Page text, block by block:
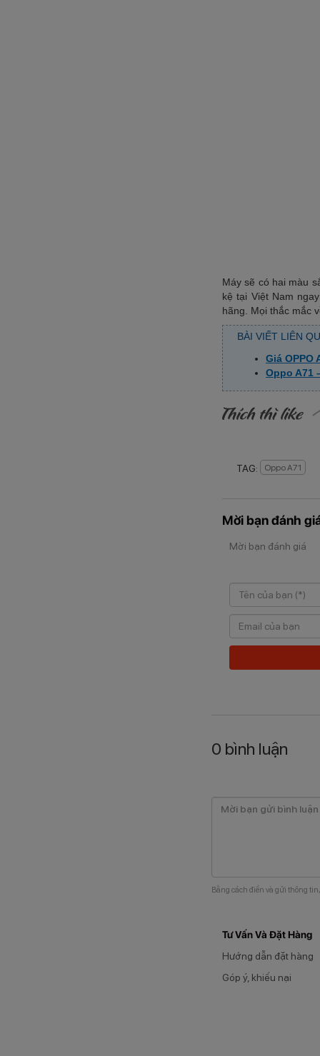
Máy sẽ có hai màu
kệ tại Việt Nam
hãng. Mọi thắc mắc
BÀI VIẾT LIÊN
Giá OPPO
Oppo A71
TAG: Oppo A71
Mời bạn đánh
Mời bạn đánh giá
0 bình luận
Bằng cách điền và gửi thông
Tư Vấn Và Đặt Hàng
Hướng dẫn đặt hàng
Góp ý, khiếu nại